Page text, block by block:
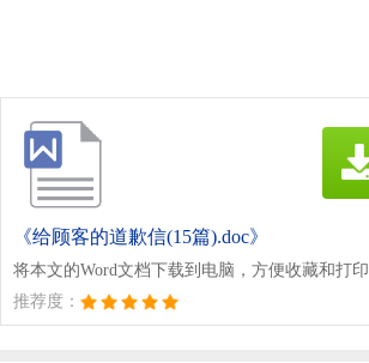
《给顾客的道歉信(15篇).doc》
将本文的Word文档下载到电脑，方便收藏和打印
推荐度：